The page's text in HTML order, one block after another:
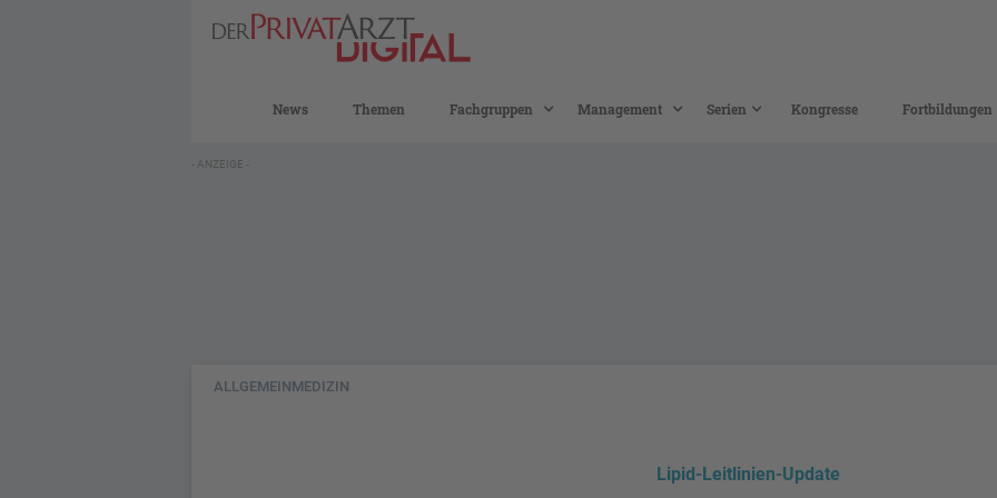
News Themen Fachgruppen Management Serien Kongresse Fortbildungen
- ANZEIGE -
ALLGEMEINMEDIZIN
Lipid-Leitlinien-Update